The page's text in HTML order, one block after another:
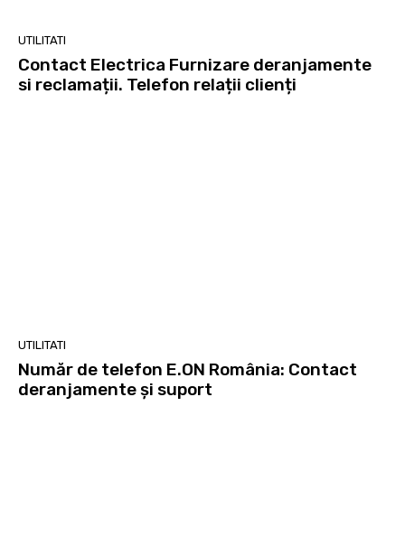
UTILITATI
Contact Electrica Furnizare deranjamente
si reclamații. Telefon relații clienți
UTILITATI
Număr de telefon E.ON România: Contact
deranjamente și suport